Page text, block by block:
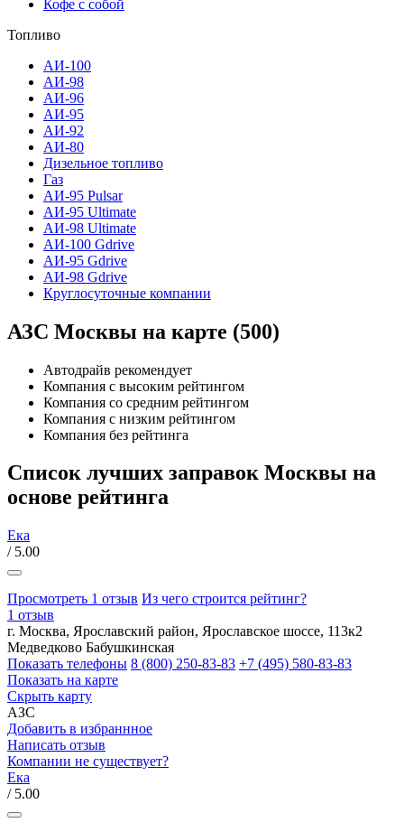
Кофе с собой
Топливо
АИ-100
АИ-98
АИ-96
АИ-95
АИ-92
АИ-80
Дизельное топливо
Газ
АИ-95 Pulsar
АИ-95 Ultimate
АИ-98 Ultimate
АИ-100 Gdrive
АИ-95 Gdrive
АИ-98 Gdrive
Круглосуточные компании
АЗС Москвы на карте (500)
Автодрайв рекомендует
Компания с высоким рейтингом
Компания со средним рейтингом
Компания с низким рейтингом
Компания без рейтинга
Список лучших заправок Москвы на
основе рейтинга
Ека
/ 5.00
Просмотреть 1 отзыв Из чего строится рейтинг?
1 отзыв
г. Москва, Ярославский район, Ярославское шоссе, 113к2
Медведково Бабушкинская
Показать телефоны 8 (800) 250-83-83 +7 (495) 580-83-83
Показать на карте
Скрыть карту
АЗС
Добавить в избраннное
Написать отзыв
Компании не существует?
Ека
/ 5.00